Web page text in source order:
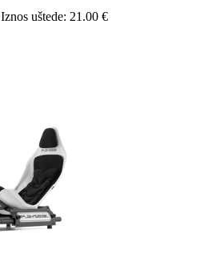
Iznos uštede: 21.00 €